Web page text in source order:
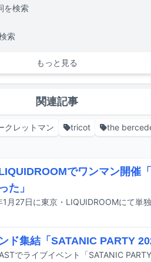
を検索
索
もっと見る
関連記事
クレットマン tricot
the
でワンマン開催
た」
ド集結「SATANIC PARTY
でライブイベント「SATANIC